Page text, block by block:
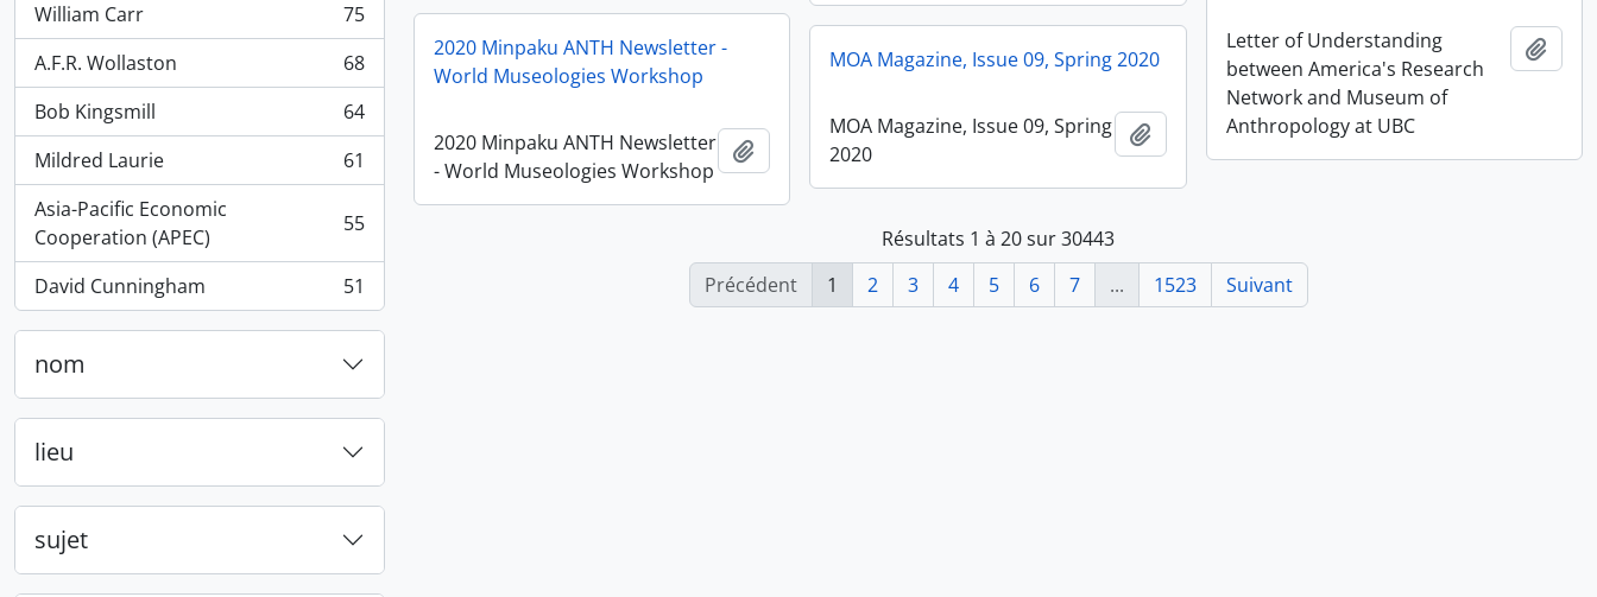
William Carr
, 75 résultats
75
A.F.R. Wollaston
, 68 résultats
68
Bob Kingsmill
, 64 résultats
64
Mildred Laurie
, 61 résultats
61
Asia-Pacific Economic
Cooperation (APEC)
, 55 résultats 55
David Cunningham
, 51 résultats 51
nom
lieu
sujet
Letter of Understanding
between America's Research
Network and Museum of
Anthropology at UBC
2020 Minpaku ANTH Newsletter -
World Museologies Workshop
2020 Minpaku ANTH Newsletter
- World Museologies Workshop
Ajouter au presse-papier
MOA Magazine, Issue 09, Spring 2020
MOA Magazine, Issue 09, Spring
2020
Ajouter au presse-papier
Résultats 1 à 20 sur 30443
Précédent
1 2 3 4 5 6 7 ... 1523 Suivant